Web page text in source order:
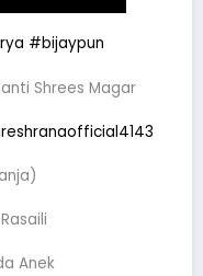
#bijaypun
Shrees Magar
Anek